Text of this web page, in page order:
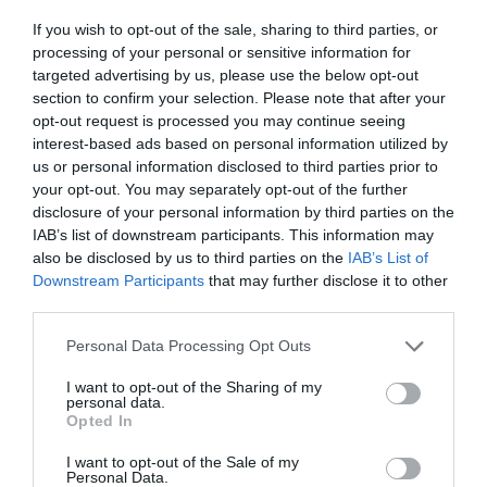
If you wish to opt-out of the sale, sharing to third parties, or
processing of your personal or sensitive information for
targeted advertising by us, please use the below opt-out
section to confirm your selection. Please note that after your
opt-out request is processed you may continue seeing
interest-based ads based on personal information utilized by
us or personal information disclosed to third parties prior to
your opt-out. You may separately opt-out of the further
disclosure of your personal information by third parties on the
IAB’s list of downstream participants. This information may
also be disclosed by us to third parties on the IAB’s List of
Downstream Participants that may further disclose it to other
Please note that this website/app uses one or more Google
not limited to your visit or usage behaviour. You may click to
grant or deny consent to Google and its third-party tags to
use your data for below specified purposes in below Google
consent section.
Personal Data Processing Opt Outs
I want to opt-out of the Sharing of my
personal data.
Opted In
I want to opt-out of the Sale of my
Personal Data.
- mondta Flesch Tamás.
Bezár az ország legnagyobb szállodája is
Üzemszünet leszaz ország legnagyobb szállodájában, a
Danubius Hotels csoporthoz tartozó Danubius Hotel Hungariában
is a télen, várhatóan november 1-étől február 28-áig. A döntést
azzal indokolta a cég, hogy a 499 szobás hotelt a jelenlegi
foglalási adatok alapján nehezen lehetne hatékonyan üzemeltetni a
megemelkedett energiaárak mellett. Az adott időszakra foglalással
rendelkező vendégek értesítése folyamatban van, őket a
cégcsoport más budapesti szállodáiban szállásolnák el.
hogy a legtöbb szállodánk hatékonyan
üzemeljen, így lehetőség szerint minden